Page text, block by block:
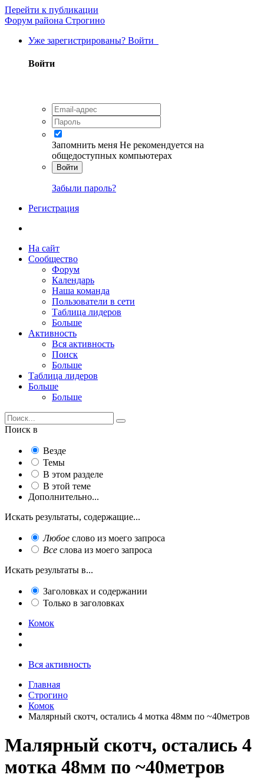
Перейти к публикации
Форум района Строгино
Уже зарегистрированы? Войти
Войти
Запомнить меня Не рекомендуется на
общедоступных компьютерах
Войти
Забыли пароль?
Регистрация
На сайт
Сообщество
Форум
Календарь
Наша команда
Пользователи в сети
Таблица лидеров
Больше
Активность
Вся активность
Поиск
Больше
Таблица лидеров
Больше
Больше
Поиск в
Везде
Темы
В этом разделе
В этой теме
Дополнительно...
Искать результаты, содержащие...
Любое слово из моего запроса
Все слова из моего запроса
Искать результаты в...
Заголовках и содержании
Только в заголовках
Комок
Вся активность
Главная
Строгино
Комок
Малярный скотч, остались 4 мотка 48мм по ~40метров
Малярный скотч, остались 4
мотка 48мм по ~40метров